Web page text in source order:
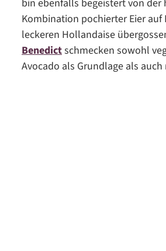
bin ebenfalls begeistert von der
Kombination pochierter Eier
leckeren Hollandaise
Benedictschmecken sowohl
Avocado als Grundlage als